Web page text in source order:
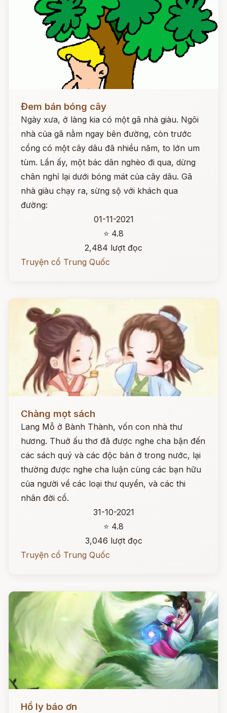
Đem bán bóng cây
Ngày xưa, ở làng kia có một gã nhà giàu. Ngôi
nhà của gã nằm ngay bên đường, còn trước
cổng có một cây dâu đã nhiều năm, to lớn um
tùm. Lần ấy, một bác dân nghèo đi qua, dừng
chân nghỉ lại dưới bóng mát của cây dâu. Gã
nhà giàu chạy ra, sừng sộ với khách qua
đường:
01-11-2021
⭐ 4.8
2,484 lượt đọc
Truyện cổ Trung Quốc
Chàng mọt sách
Lang Mỗ ở Bành Thành, vốn con nhà thư
hương. Thuở ấu thơ đã được nghe cha bận đến
các sách quý và các độc bản ở trong nước, lại
thường được nghe cha luận cùng các bạn hữu
của người về các loại thư quyển, và các thi
nhân đời cổ.
31-10-2021
⭐ 4.8
3,046 lượt đọc
Truyện cổ Trung Quốc
Đọc ngay
Hồ ly báo ơn